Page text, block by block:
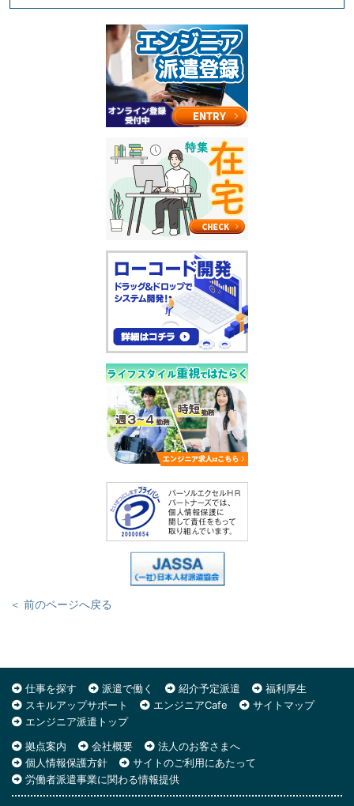
＜ 前のページへ戻る
仕事を探す 派遣で働く 紹介予定派遣
福利厚生
スキルアップサポート
エンジニアCafe
サイトマップ
エンジニア派遣トップ
拠点案内
会社概要
法人のお客さまへ
個人情報保護方針
サイトのご利用にあたって
労働者派遣事業に関わる情報提供